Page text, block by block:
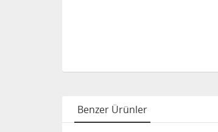
Benzer Ürünler